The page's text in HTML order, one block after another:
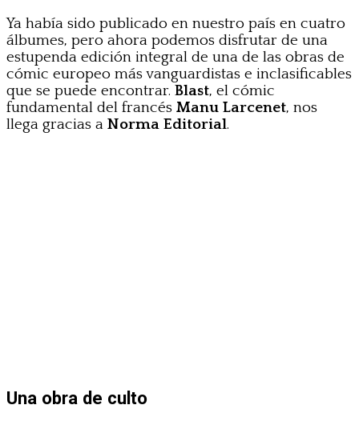
Ya había sido publicado en nuestro país en cuatro
álbumes, pero ahora podemos disfrutar de una
estupenda edición integral de una de las obras de
cómic europeo más vanguardistas e inclasificables
que se puede encontrar. Blast, el cómic
fundamental del francés Manu Larcenet, nos
llega gracias a Norma Editorial.
Una obra de culto